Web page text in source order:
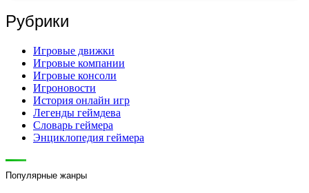
Рубрики
Игровые движки
Игровые компании
Игровые консоли
Игроновости
История онлайн игр
Легенды геймдева
Словарь геймера
Энциклопедия геймера
Популярные жанры